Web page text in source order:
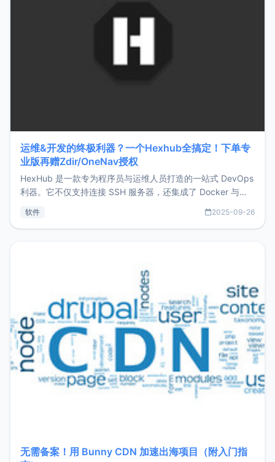
运维&开发的终极利器？一个Hexhub全搞定！下单专
业版再赠Zdir/OneNav授权
HexHub 是一款专为程序员与运维人员打造的一站式 DevOps
利器。它不仅支持连接 SSH 服务器，还集成了 Docker 与常
件间频繁切换，仅凭 HexHub 即可同时搞定运维与数据库操
软件 2025-09-26
无需备案！用 Bunny CDN 加速出海项目（附入门指